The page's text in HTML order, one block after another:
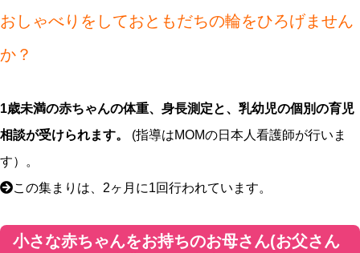
おしゃべりをしておともだちの輪をひろげません
か？
1歳未満の赤ちゃんの体重、身長測定と、乳幼児の個別の育児
相談が受けられます。
(指導はMOMの日本人看護師が行いま
す）。
この集まりは、2ヶ月に1回行われています。
小さな赤ちゃんをお持ちのお母さん(お父さん